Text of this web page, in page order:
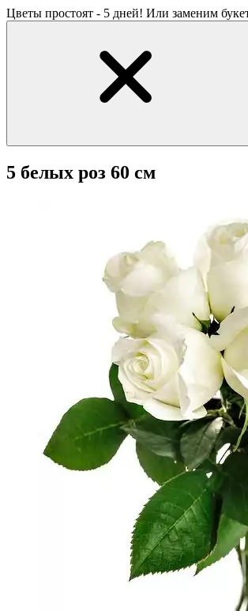
Цветы простоят - 5 дней! Или заменим
5 белых роз 60 см